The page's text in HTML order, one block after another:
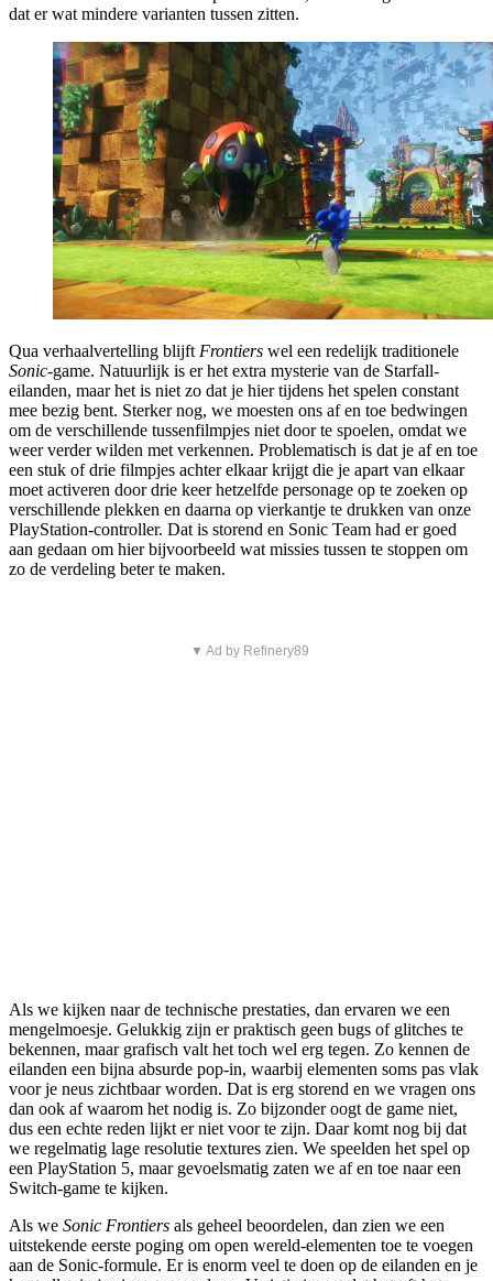
dat er wat mindere varianten tussen zitten.
Qua verhaalvertelling blijftFrontiers wel een redelijk traditionele
Sonic-game. Natuurlijk is er het extra mysterie van de Starfall-
eilanden, maar het is niet zo dat je hier tijdens het spelen constant
mee bezig bent. Sterker nog, we moesten ons af en toe bedwingen
om de verschillende tussenfilmpjes niet door te spoelen, omdat we
weer verder wilden met verkennen. Problematisch is dat je af en toe
een stuk of drie filmpjes achter elkaar krijgt die je apart van elkaar
moet activeren door drie keer hetzelfde personage op te zoeken op
verschillende plekken en daarna op vierkantje te drukken van onze
PlayStation-controller. Dat is storend en Sonic Team had er goed
aan gedaan om hier bijvoorbeeld wat missies tussen te stoppen om
zo de verdeling beter te maken.
▼ Ad by Refinery89
Als we kijken naar de technische prestaties, dan ervaren we een
mengelmoesje. Gelukkig zijn er praktisch geen bugs of glitches te
bekennen, maar grafisch valt het toch wel erg tegen. Zo kennen de
eilanden een bijna absurde pop-in, waarbij elementen soms pas vlak
voor je neus zichtbaar worden. Dat is erg storend en we vragen ons
dan ook af waarom het nodig is. Zo bijzonder oogt de game niet,
dus een echte reden lijkt er niet voor te zijn. Daar komt nog bij dat
we regelmatig lage resolutie textures zien. We speelden het spel op
een PlayStation 5, maar gevoelsmatig zaten we af en toe naar een
Switch-game te kijken.
Als we Sonic Frontiers als geheel beoordelen, dan zien we een
uitstekende eerste poging om open wereld-elementen toe te voegen
aan de Sonic-formule. Er is enorm veel te doen op de eilanden en je